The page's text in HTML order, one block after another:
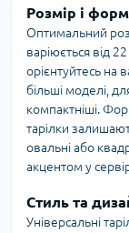
Розмір і
Оптимальний
варіюється від
орієнтуйтесь на
більші моделі,
компактніші.
тарілки
овальні або
акцентом у
Стиль та
Універсальні